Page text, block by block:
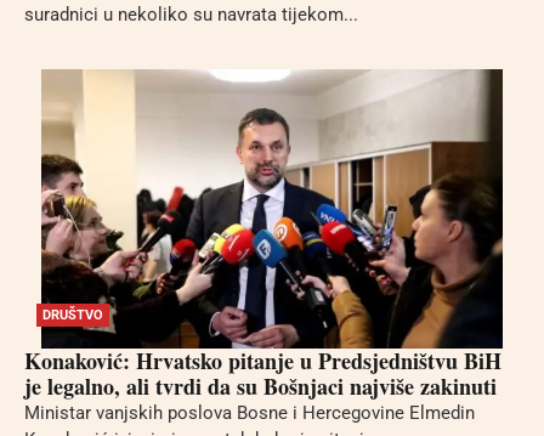
suradnici u nekoliko su navrata tijekom...
DRUŠTVO
Konaković: Hrvatsko pitanje u Predsjedništvu BiH
je legalno, ali tvrdi da su Bošnjaci najviše zakinuti
Ministar vanjskih poslova Bosne i Hercegovine Elmedin